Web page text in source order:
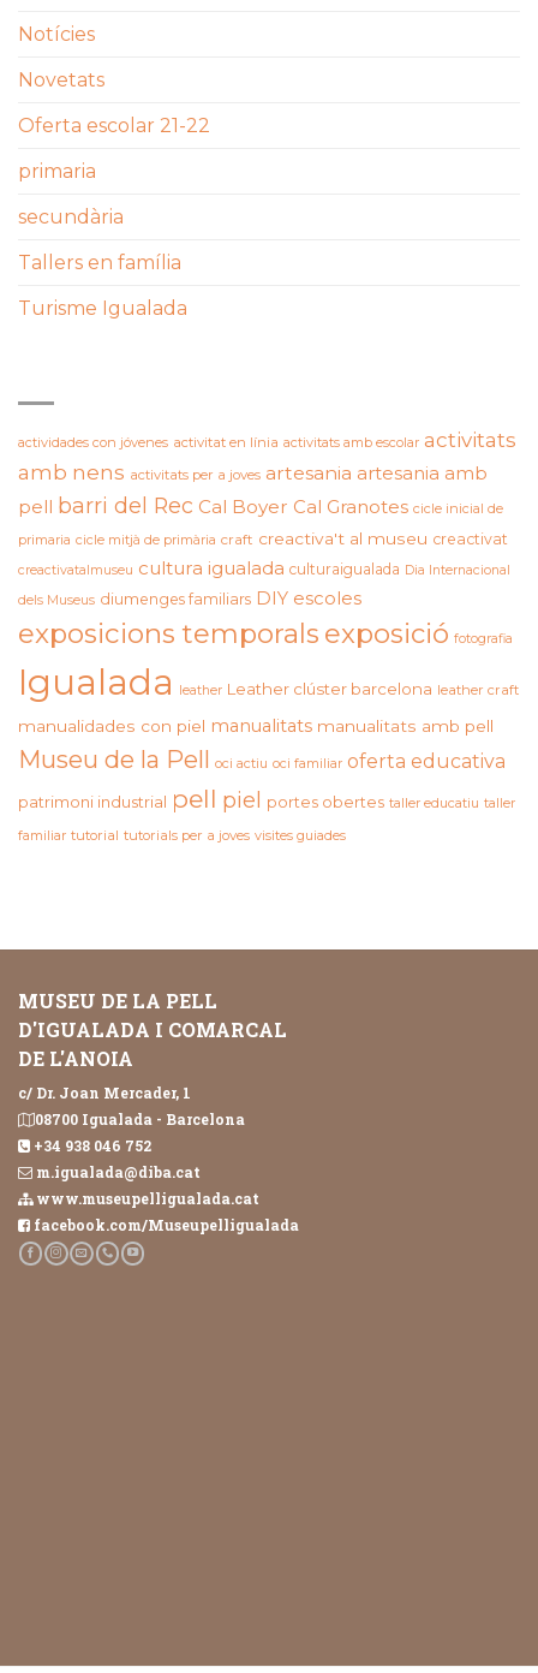
Notícies
Novetats
Oferta escolar 21-22
primaria
secundària
Tallers en família
Turisme Igualada
actividades con jóvenes activitat en línia activitats amb escolar activitats
amb nens activitats per a joves artesania artesania amb
pell barri del Rec Cal Boyer Cal Granotes cicle inicial de
primaria cicle mitjà de primària craft creactiva't al museu creactivat
creactivatalmuseu cultura igualada culturaigualada Dia Internacional
dels Museus diumenges familiars DIY escoles
exposicions temporals exposició fotografia
Igualada leather Leather clúster barcelona leather craft
manualidades con piel manualitats manualitats amb pell
Museu de la Pell oci actiu oci familiar oferta educativa
patrimoni industrial pell piel portes obertes taller educatiu taller
familiar tutorial tutorials per a joves visites guiades
MUSEU DE LA PELL
D'IGUALADA I COMARCAL
DE L'ANOIA
c/ Dr. Joan Mercader, 1
08700 Igualada - Barcelona
+34 938 046 752
m.igualada@diba.cat
www.museupelligualada.cat
facebook.com/Museupelligualada